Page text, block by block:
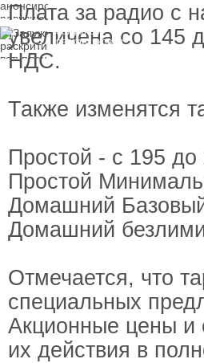
Залужный
раскритиковал
Плата за радио с
увеличена со 145
НДС.
Также изменятся
Простой - с 195 до
Простой
Домашний
Домашний
Отмечается, что
специальных
Акционные цены и
их действия в